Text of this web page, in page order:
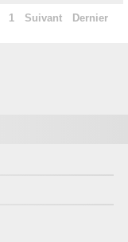
1 Suivant Dernier